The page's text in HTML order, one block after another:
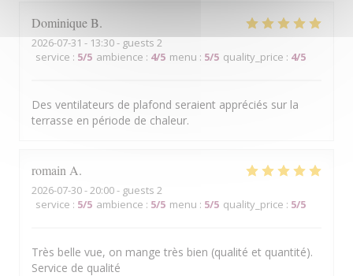
DominiqueB
2026-07-31 - 13:30 - guests 2
service : 5/5 ambience : 4/5 menu : 5/5 quality_price : 4/5
Des ventilateurs de plafond seraient appréciés sur la
terrasse en période de chaleur.
romain A
2026-07-30- 20:00 - guests 2
service : 5/5 ambience : 5/5 menu : 5/5 quality_price : 5/5
Très belle vue, on mange très bien (qualité et quantité).
Service de qualité